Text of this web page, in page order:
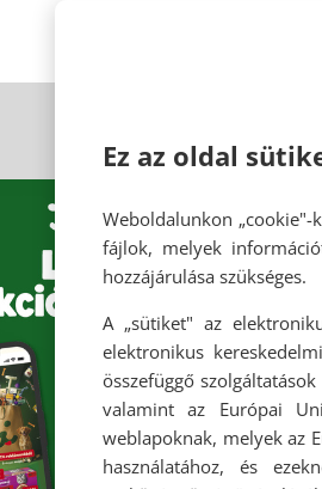
Ez az oldal
Weboldalunkon „cookie"-
fájlok, melyek
hozzájárulása szükséges.
A „sütiket" az
elektronikus
összefüggő
valamint az Európai
weblapoknak, melyek az
használatához, és